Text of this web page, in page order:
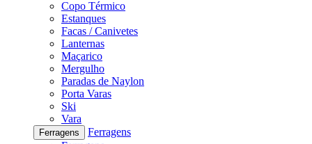
Copo Térmico
Estanques
Facas / Canivetes
Lanternas
Maçarico
Mergulho
Paradas de Naylon
Porta Varas
Ski
Vara
Ferragens
Ferragens